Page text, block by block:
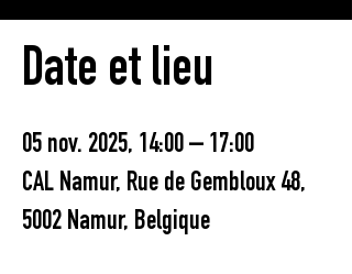
Date et lieu
05 nov. 2025, 14:00 – 17:00
CAL Namur, Rue de Gembloux 48,
5002 Namur, Belgique